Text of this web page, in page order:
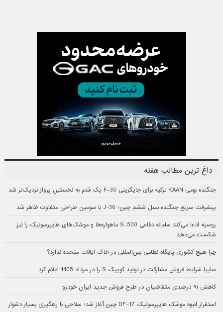
داغ ترین مطالب هفته
جنگنده بومی KAAN ترکیه برای جایگزینی F-35 یک قدم به نخستین پرواز نزدیک‌تر شد
پیشرفت سریع جنگنده نسل ششم چین؛ J-36 با سومین طراحی متفاوت ظاهر شد
روسیه ادعا می‌کند سامانه دفاعی S-500 ماهواره‌ها و موشک‌های هایپرسونیک را نیز
شکست می‌دهد
چرا هیچ کشوری پایگاه نظامی بین‌المللی در خاک ایالات متحده ندارد؟
سایپا شرایط فروش مشارکت در تولید کوییک S را در مرداد 1405 اعلام کرد
کاهش ۹۱ درصدی متقاضیان در طرح فروش جدید ایران خودرو
استقرار انبوه موشک هایپرسونیک DF-17 چین آغاز شد؛ سلاحی با رهگیری بسیار دشوار